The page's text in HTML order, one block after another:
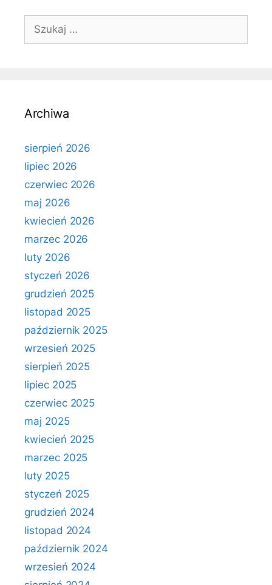
Szukaj:
Archiwa
sierpień 2026
lipiec 2026
czerwiec 2026
maj 2026
kwiecień 2026
marzec 2026
luty 2026
styczeń 2026
grudzień 2025
listopad 2025
październik 2025
wrzesień 2025
sierpień 2025
lipiec 2025
czerwiec 2025
maj 2025
kwiecień 2025
marzec 2025
luty 2025
styczeń 2025
grudzień 2024
listopad 2024
październik 2024
wrzesień 2024